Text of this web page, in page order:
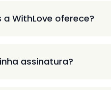
WithLove oferece?
assinatura?